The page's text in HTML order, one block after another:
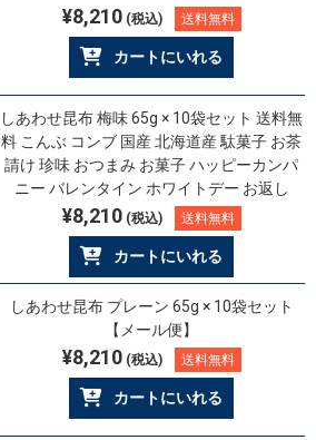
¥8,210(税込) 送料無料
カートにいれる
しあわせ昆布 梅味 65g × 10袋セット 送料無
料 こんぶ コンブ 国産 北海道産 駄菓子 お茶
請け 珍味 おつまみ お菓子 ハッピーカンパ
ニー バレンタイン ホワイトデー お返し
¥8,210(税込) 送料無料
カートにいれる
しあわせ昆布 プレーン 65g × 10袋セット
【メール便】
¥8,210(税込) 送料無料
カートにいれる